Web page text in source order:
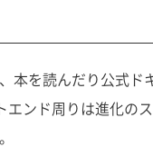
本を読んだり公式
ンド周りは進化の